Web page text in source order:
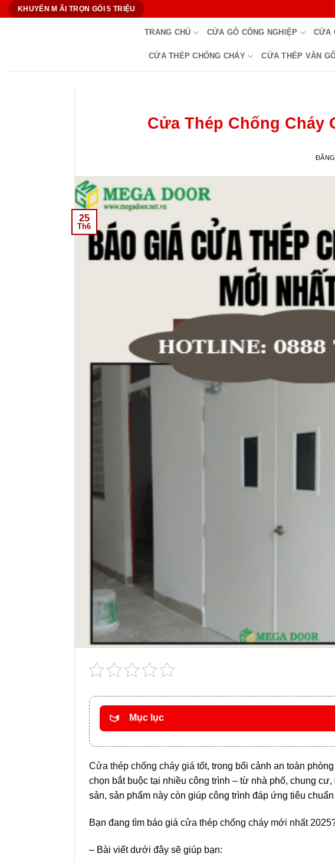
Bỏ
KHUYẾN M ÃI TRỌN GÓI 5 TRIỆU
TRANG CHỦ CỬA GỖ CÔNG NGHIỆP CỬA
CỬA THÉP CHỐNG CHÁY CỬA THÉP VÂN
Cửa Thép Chống Cháy
25
Th6
Mục lục
Cửa thép chống cháy giá tốt, trong bối cảnh an toàn
chọn bắt buộc tại nhiều công trình – từ nhà phố, chung
sản, sản phẩm này còn giúp công trình đáp ứng tiêu
Bạn đang tìm báo giá cửa thép chống cháy mới nhất 2025
– Bài viết dưới đây sẽ giúp bạn: